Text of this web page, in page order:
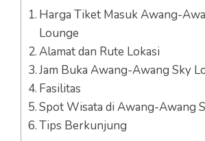
Harga Tiket Masuk Awang-
Lounge
Alamat dan Rute Lokasi
Jam Buka Awang-Awang Sky
Fasilitas
Spot Wisata di Awang-Awang
Tips Berkunjung